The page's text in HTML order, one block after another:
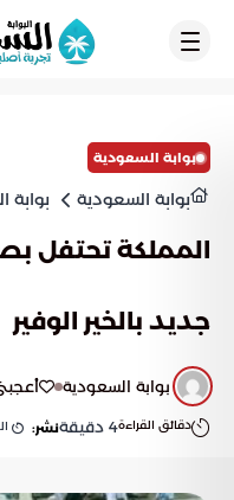
بوابة السعودية
بوابة السعودية بوابة
المملكة تحتفل
جديد بالخير الوفير
بوابة السعودية
دقائق القراءة4 دقيقةنشر: